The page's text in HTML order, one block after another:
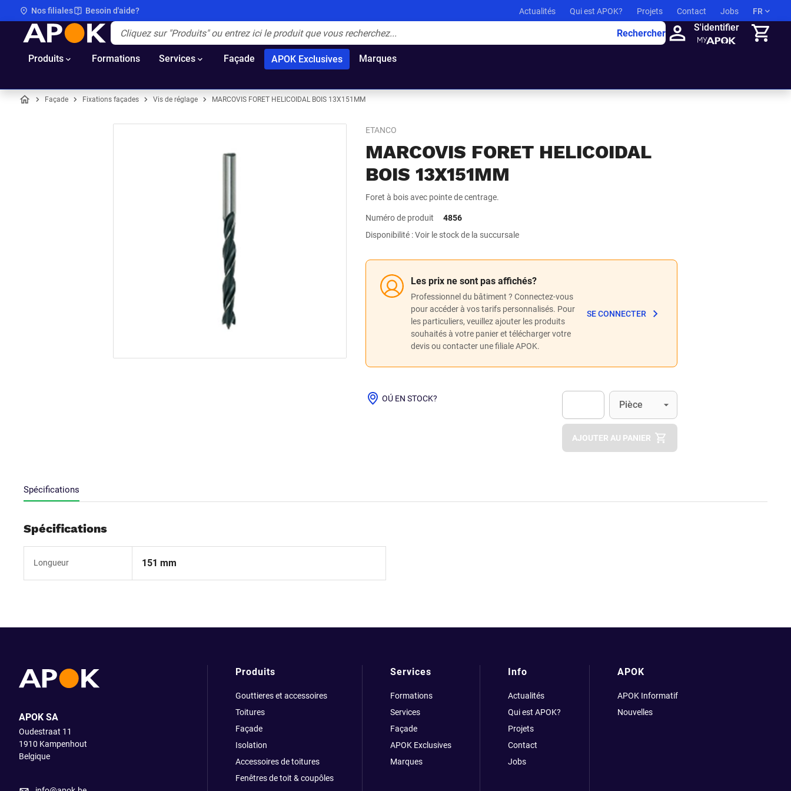
Nos filiales Besoin d'aide? Actualités Qui est APOK? Projets Contact Jobs FR
APOK Rechercher
S'identifier
Produits Formations Services Façade APOK Exclusives Marques
Façade Fixations façades Vis de réglage MARCOVIS FORET HELICOIDAL BOIS 13X151MM
ETANCO
MARCOVIS FORET HELICOIDAL
BOIS 13X151MM
Foret à bois avec pointe de centrage.
Numéro de produit
4856
Disponibilité : Voir le stock de la succursale
Les prix ne sont pas affichés?
Professionnel du bâtiment ? Connectez-vous
pour accéder à vos tarifs personnalisés. Pour
les particuliers, veuillez ajouter les produits
souhaités à votre panier et télécharger votre
devis ou contacter une filiale APOK.
SE CONNECTER
OÚ EN STOCK?
Apok.Product.Detail.AddToCart.Quantity
Unité
Pièce
AJOUTER AU PANIER
Spécifications
Spécifications
Longueur 151 mm
APOK SA
Oudestraat 11
1910 Kampenhout
Belgique
Produits
Gouttieres et accessoires
Toitures
Façade
Isolation
Accessoires de toitures
Fenêtres de toit & coupôles
Services
Formations
Services
Façade
APOK Exclusives
Marques
Info
Actualités
Qui est APOK?
Projets
Contact
Jobs
APOK
APOK Informatif
Nouvelles